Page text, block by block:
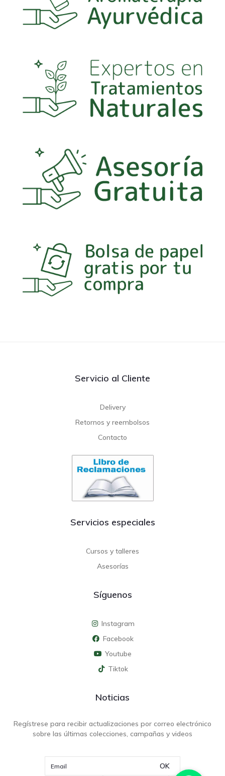
Servicio al Cliente
Delivery
Retornos y reembolsos
Contacto
Servicios especiales
Cursos y talleres
Asesorías
Síguenos
Instagram
Facebook
Youtube
Tiktok
Noticias
Regístrese para recibir actualizaciones por correo electrónico
sobre las últimas colecciones, campañas y videos
OK